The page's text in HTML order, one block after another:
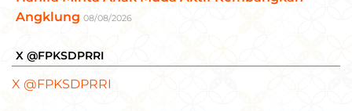
Angklung 08/08/2026
X @FPKSDPRRI
X @FPKSDPRRI